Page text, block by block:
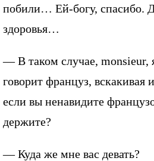
побили… Ей-богу, спасибо.
здоровья…
— В таком случае,
говорит француз, вскакивая
если вы ненавидите
держите?
— Куда же мне вас девать?